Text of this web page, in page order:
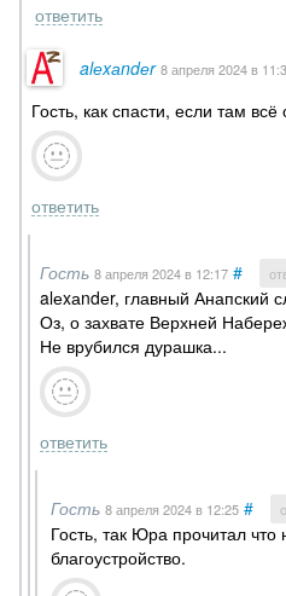
ответить
alеxаndеr 8 апреля 2024в
Гость, как спасти, если там
ответить
Гость 8 апреля 2024в 12:17 #
alеxаndеr, главный Анапский
Оз, о захвате Верхней
Не врубился дурашка...
ответить
Гость 8 апреля 2024в 12:25 #
Гость, так Юра прочитал
благоустройство.